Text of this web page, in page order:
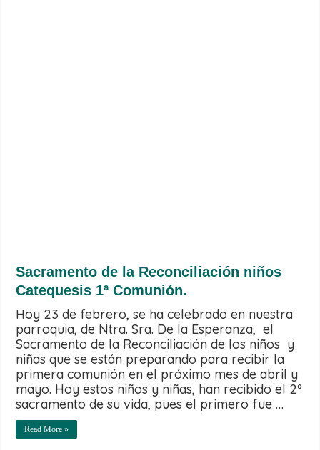
Sacramento de la Reconciliación niños
Catequesis 1ª Comunión.
Hoy 23 de febrero, se ha celebrado en nuestra
parroquia, de Ntra. Sra. De la Esperanza, el
Sacramento de la Reconciliación de los niños y
niñas que se están preparando para recibir la
primera comunión en el próximo mes de abril y
mayo. Hoy estos niños y niñas, han recibido el 2º
sacramento de su vida, pues el primero fue …
Read More »